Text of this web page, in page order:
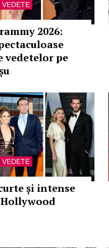
VEDETE
2026:
vedetelor pe
VEDETE
și intense